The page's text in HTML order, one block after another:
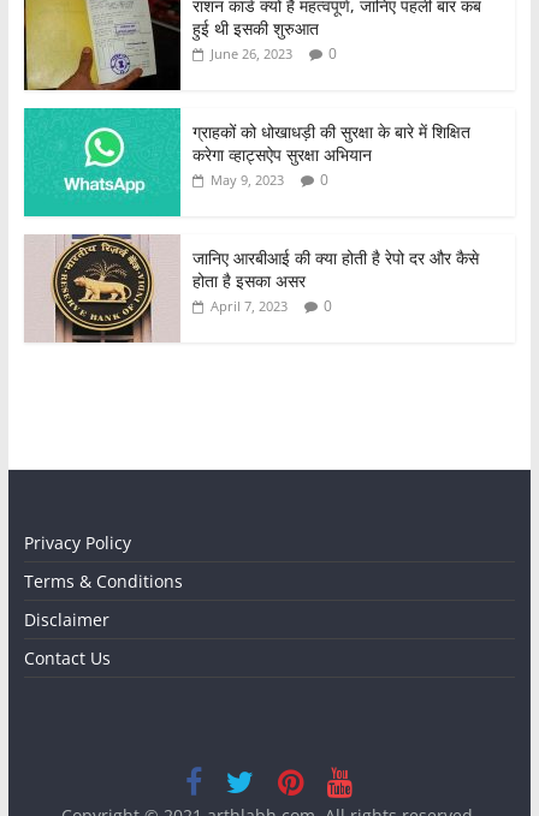
राशन कार्ड क्यों है महत्वपूर्ण, जानिए पहली बार कब
हुई थी इसकी शुरुआत
June 26, 2023 0
ग्राहकों को धोखाधड़ी की सुरक्षा के बारे में शिक्षित
करेगा व्हाट्सऐप सुरक्षा अभियान
May 9, 2023 0
जानिए आरबीआई की क्या होती है रेपो दर और कैसे
होता है इसका असर
April 7, 2023 0
Privacy Policy
Terms & Conditions
Disclaimer
Contact Us